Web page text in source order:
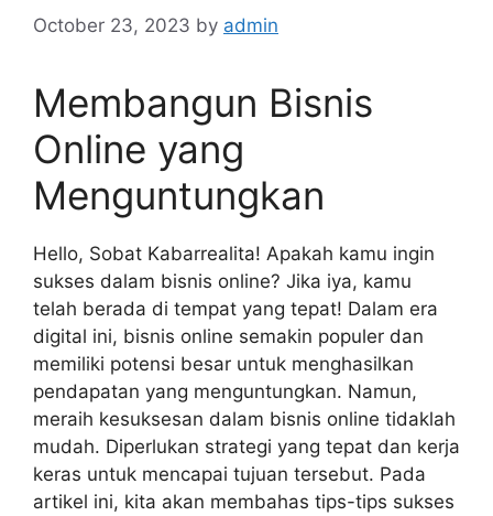
October 23, 2023 by admin
Membangun Bisnis
Online yang
Menguntungkan
Hello, Sobat Kabarrealita! Apakah kamu ingin
sukses dalam bisnis online? Jika iya, kamu
telah berada di tempat yang tepat! Dalam era
digital ini, bisnis online semakin populer dan
memiliki potensi besar untuk menghasilkan
pendapatan yang menguntungkan. Namun,
meraih kesuksesan dalam bisnis online tidaklah
mudah. Diperlukan strategi yang tepat dan kerja
keras untuk mencapai tujuan tersebut. Pada
artikel ini, kita akan membahas tips-tips sukses